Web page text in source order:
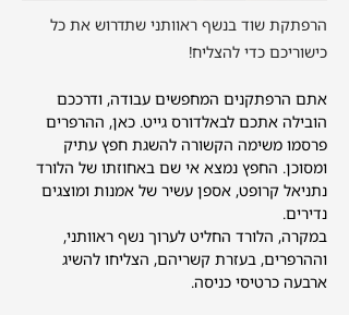
הרפתקת שוד בנשף ראוותני שתדרוש את כל
כישוריכם כדי להצליח!
אתם הרפתקנים המחפשים עבודה, ודרככם
הובילה אתכם לבאלדורס גייט. כאן, ההרפרים
פרסמו משימה הקשורה להשגת חפץ עתיק
ומסוכן. החפץ נמצא אי שם באחוזתו של הלורד
נתניאל קרופט, אספן עשיר של אמנות ומוצגים
נדירים.
במקרה, הלורד החליט לערוך נשף ראוותני,
וההרפרים, בעזרת קשריהם, הצליחו להשיג
ארבעה כרטיסי כניסה.